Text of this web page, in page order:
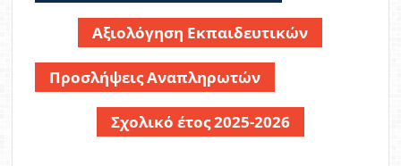
Αξιολόγηση Εκπαιδευτικών
Προσλήψεις Αναπληρωτών
Σχολικό έτος 2025-2026